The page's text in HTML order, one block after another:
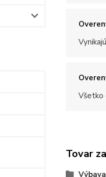
Všetko
Tovar
Výbava